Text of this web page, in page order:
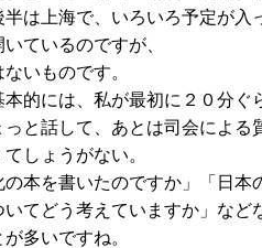
は上海で、いろいろ予定が入
ているのですが、
いものです。
的には、私が最初に２０分ぐ
と話して、あとは司会によ
しょうがない。
本を書いたのですか」「日
てどう考えていますか」など
多いですね。